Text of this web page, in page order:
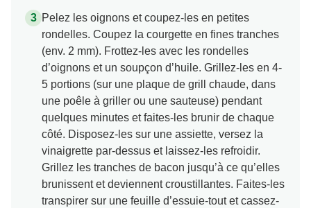
Pelez les oignons et coupez-les en petites
rondelles. Coupez la courgette en fines tranches
(env. 2 mm). Frottez-les avec les rondelles
d’oignons et un soupçon d’huile. Grillez-les en 4-
5 portions (sur une plaque de grill chaude, dans
une poêle à griller ou une sauteuse) pendant
quelques minutes et faites-les brunir de chaque
côté. Disposez-les sur une assiette, versez la
vinaigrette par-dessus et laissez-les refroidir.
Grillez les tranches de bacon jusqu’à ce qu’elles
brunissent et deviennent croustillantes. Faites-les
transpirer sur une feuille d’essuie-tout et cassez-